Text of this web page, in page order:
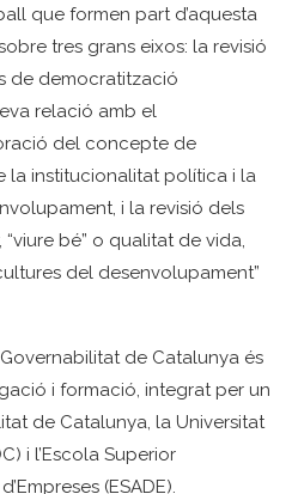
que formen part d’aquesta
tres grans eixos: la revisió
de democratització
relació amb el
del concepte de
la institucionalitat política i la
i la revisió dels
bé” o qualitat de vida,
del desenvolupament”
de Catalunya és
i formació, integrat per un
de Catalunya, la Universitat
i l’Escola Superior
(ESADE).